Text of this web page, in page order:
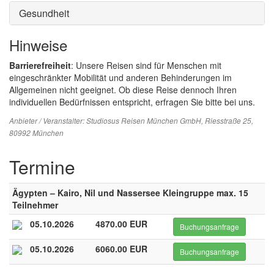
Gesundheit
Hinweise
Barrierefreiheit: Unsere Reisen sind für Menschen mit
eingeschränkter Mobilität und anderen Behinderungen im
Allgemeinen nicht geeignet. Ob diese Reise dennoch Ihren
individuellen Bedürfnissen entspricht, erfragen Sie bitte bei uns.
Anbieter / Veranstalter:Studiosus Reisen München GmbH, Riesstraße 25,
80992 München
Termine
Ägypten – Kairo, Nil und Nassersee Kleingruppe max. 15
Teilnehmer
05.10.2026
4870.00 EUR Buchungsanfrage
05.10.2026 6060.00 EUR Buchungsanfrage